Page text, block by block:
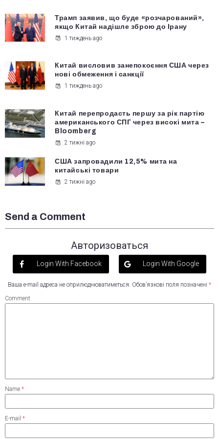
Трамп заявив, що буде «розчарований»,
якщо Китай надішле зброю до Ірану
1 тиждень ago
Китай висловив занепокоєння США через
нові обмеження і санкції
1 тиждень ago
Китай перепродасть першу за рік партію
американського СПГ через високі мита –
Bloomberg
2 тижні ago
США запровадили 12,5% мита на
китайські товари
2 тижні ago
Send a Comment
Авторизоваться
Login With Facebook Login With Google
Ваша e-mail адреса не оприлюднюватиметься. Обов’язкові поля позначені *
Comment
Name *
E-mail *